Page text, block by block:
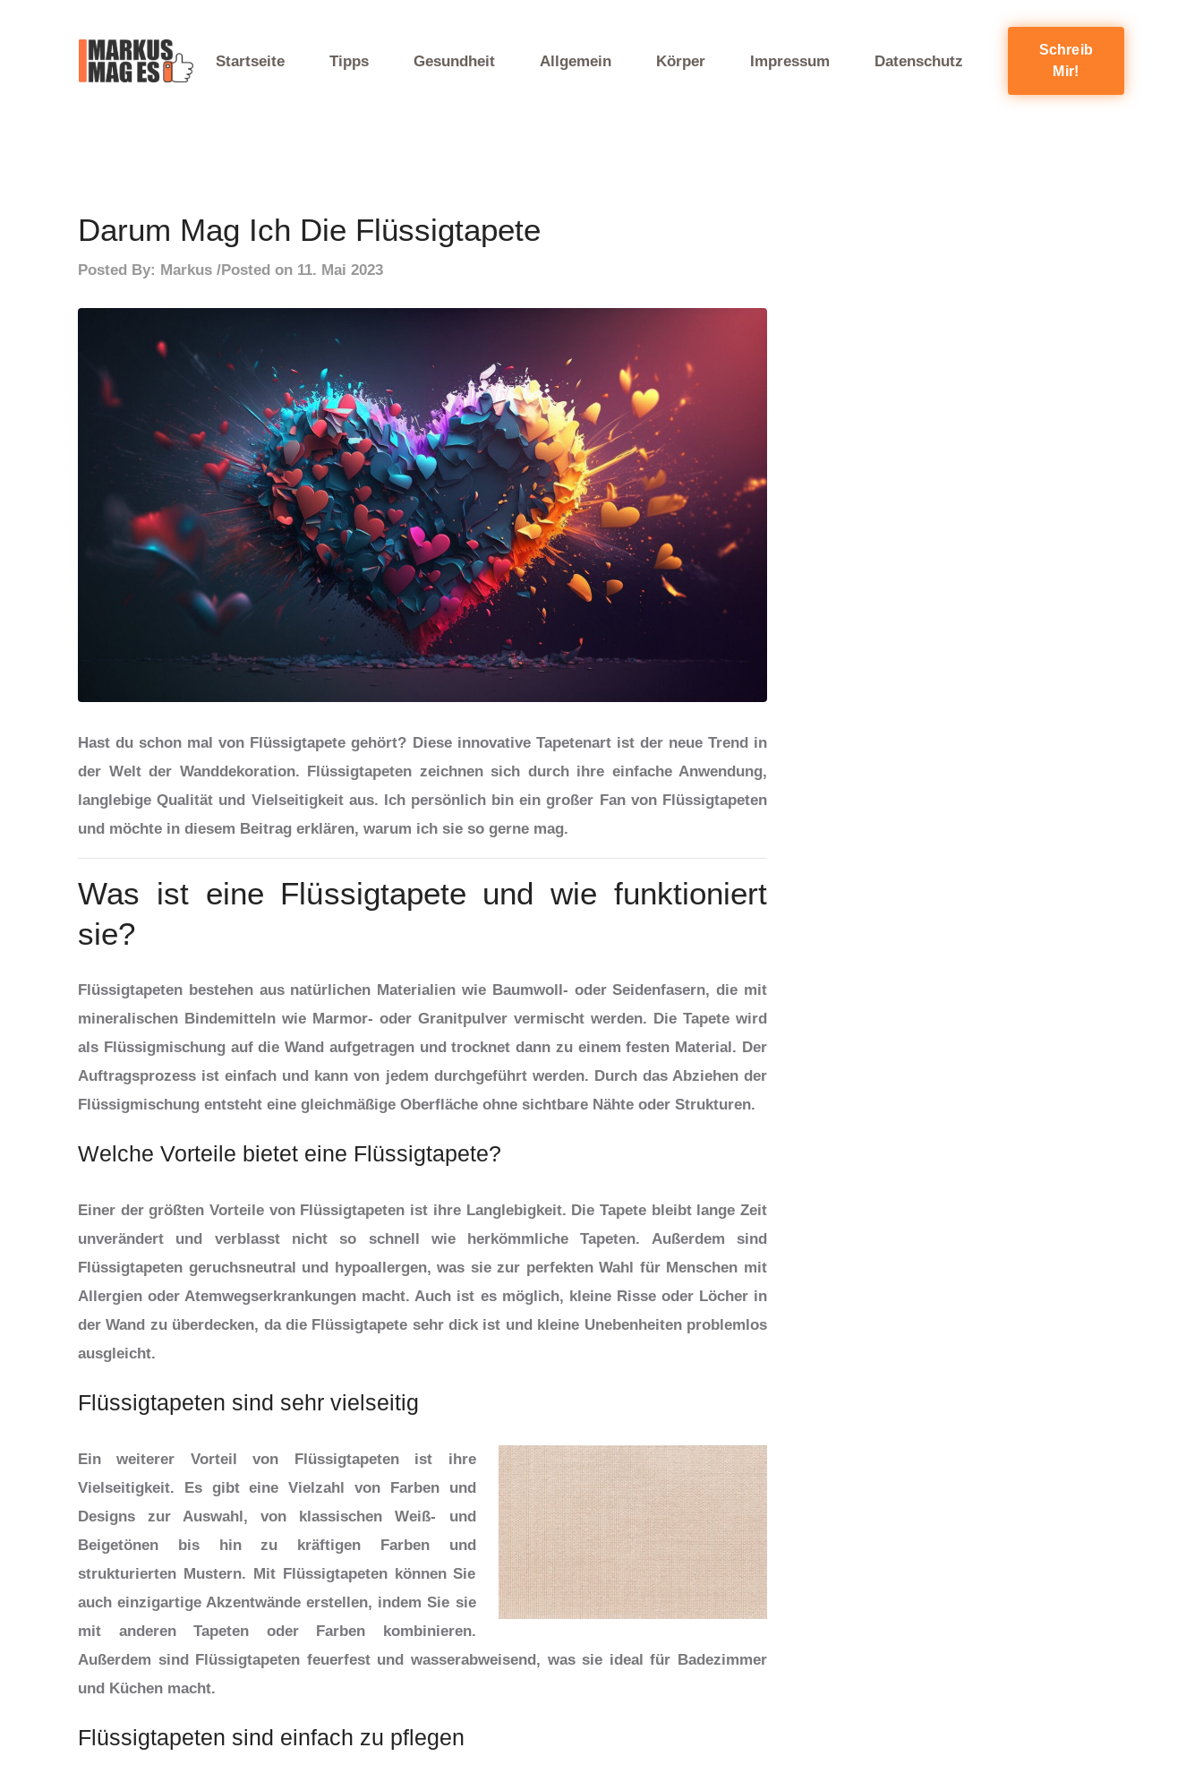
Startseite Tipps Gesundheit Allgemein Körper Impressum Datenschutz
Schreib
Mir!
Darum Mag Ich Die Flüssigtapete
Posted By: Markus Posted on 11. Mai 2023
Hast du schon mal von Flüssigtapete gehört? Diese innovative Tapetenart ist der neue Trend in
der Welt der Wanddekoration. Flüssigtapeten zeichnen sich durch ihre einfache Anwendung,
langlebige Qualität und Vielseitigkeit aus. Ich persönlich bin ein großer Fan von Flüssigtapeten
und möchte in diesem Beitrag erklären, warum ich sie so gerne mag.
Was ist eine Flüssigtapete und wie funktioniert
sie?
Flüssigtapeten bestehen aus natürlichen Materialien wie Baumwoll- oder Seidenfasern, die mit
mineralischen Bindemitteln wie Marmor- oder Granitpulver vermischt werden. Die Tapete wird
als Flüssigmischung auf die Wand aufgetragen und trocknet dann zu einem festen Material. Der
Auftragsprozess ist einfach und kann von jedem durchgeführt werden. Durch das Abziehen der
Flüssigmischung entsteht eine gleichmäßige Oberfläche ohne sichtbare Nähte oder Strukturen.
Welche Vorteile bietet eine Flüssigtapete?
Einer der größten Vorteile von Flüssigtapeten ist ihre Langlebigkeit. Die Tapete bleibt lange Zeit
unverändert und verblasst nicht so schnell wie herkömmliche Tapeten. Außerdem sind
Flüssigtapeten geruchsneutral und hypoallergen, was sie zur perfekten Wahl für Menschen mit
Allergien oder Atemwegserkrankungen macht. Auch ist es möglich, kleine Risse oder Löcher in
der Wand zu überdecken, da die Flüssigtapete sehr dick ist und kleine Unebenheiten problemlos
ausgleicht.
Flüssigtapeten sind sehr vielseitig
Ein weiterer Vorteil von Flüssigtapeten ist ihre
Vielseitigkeit. Es gibt eine Vielzahl von Farben und
Designs zur Auswahl, von klassischen Weiß- und
Beigetönen bis hin zu kräftigen Farben und
strukturierten Mustern. Mit Flüssigtapeten können Sie
auch einzigartige Akzentwände erstellen, indem Sie sie
mit anderen Tapeten oder Farben kombinieren.
Außerdem sind Flüssigtapeten feuerfest und wasserabweisend, was sie ideal für Badezimmer
und Küchen macht.
Flüssigtapeten sind einfach zu pflegen